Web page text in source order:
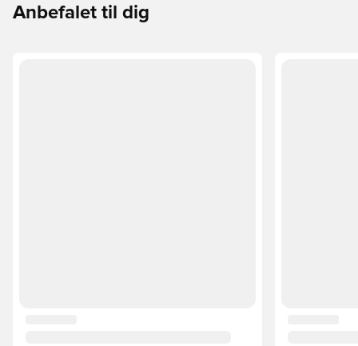
Anbefalet til dig